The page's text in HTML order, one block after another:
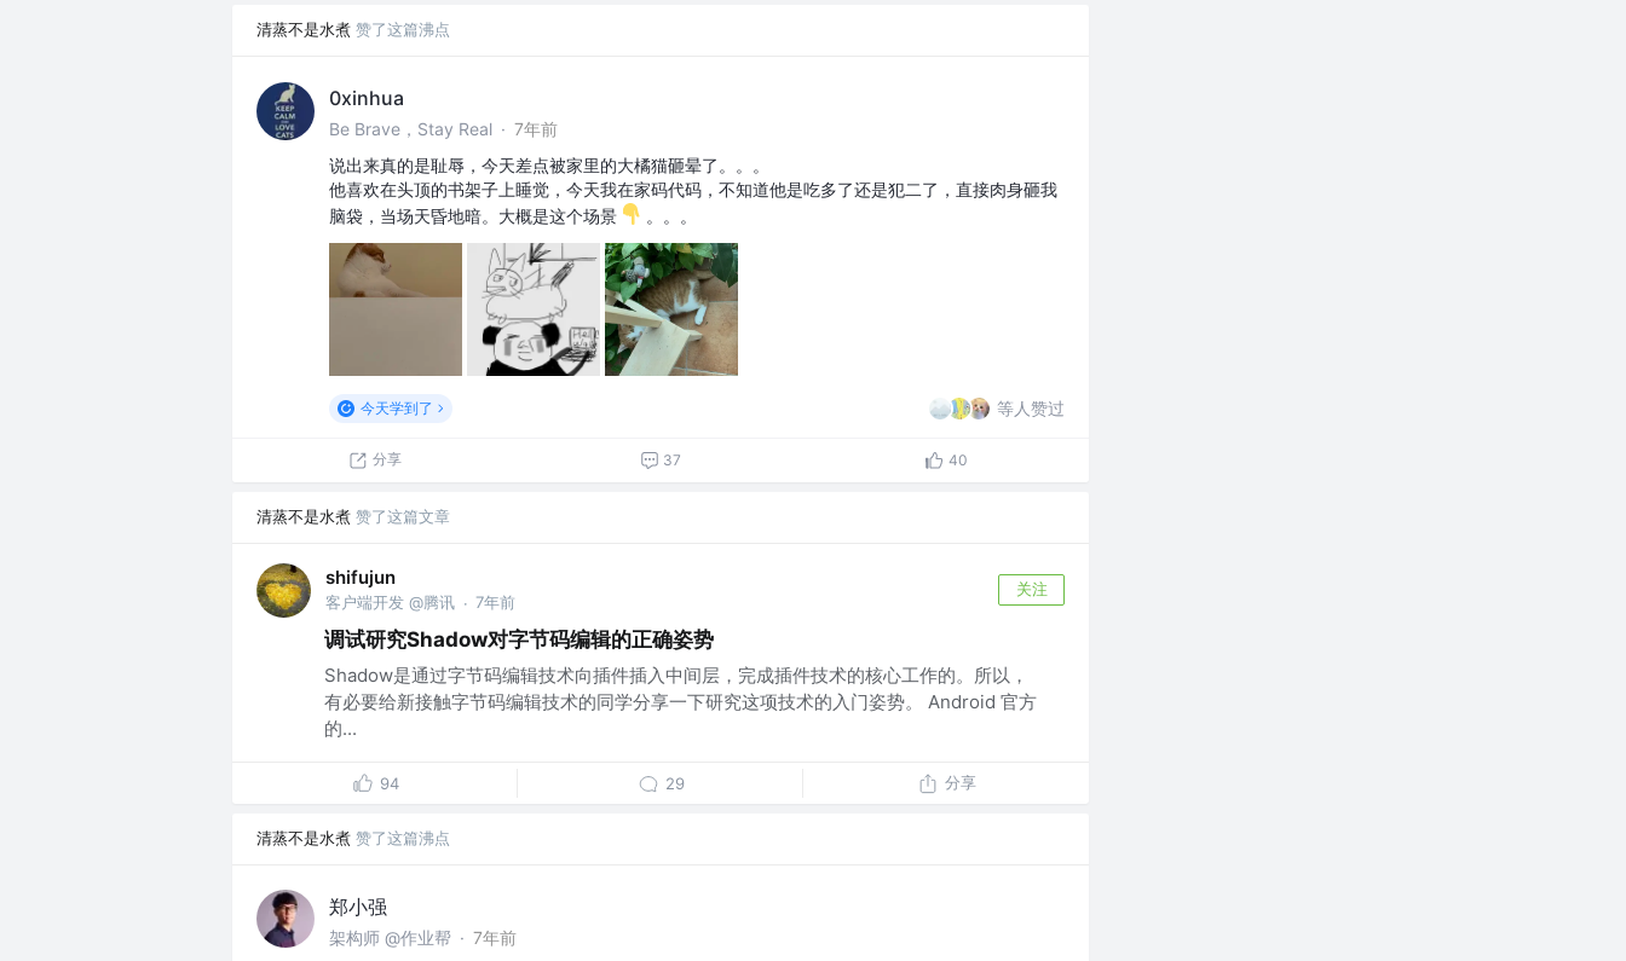
清蒸不是水煮 赞了这篇沸点
0xinhua
Be Brave，Stay Real · 7年前
说出来真的是耻辱，今天差点被家里的大橘猫砸晕了。。。
他喜欢在头顶的书架子上睡觉，今天我在家码代码，不知道他是吃多了还是犯二了，直接肉身砸我
脑袋，当场天昏地暗。大概是这个场景
。。。
今天学到了 等人赞过
分享 37 40
清蒸不是水煮 赞了这篇文章
shifujun
客户端开发 @腾讯 · 7年前
关注
调试研究Shadow对字节码编辑的正确姿势
Shadow是通过字节码编辑技术向插件插入中间层，完成插件技术的核心工作的。所以，
有必要给新接触字节码编辑技术的同学分享一下研究这项技术的入门姿势。 Android 官方
的...
94 29 分享
清蒸不是水煮 赞了这篇沸点
郑小强
架构师 @作业帮 · 7年前